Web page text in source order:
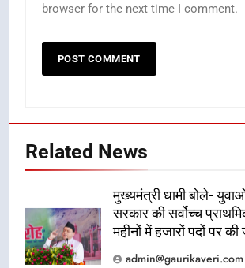
browser for the next time I comment.
Related News
मुख्यमंत्री धामी बोले-
सरकार की सर्वोच्च
महीनों में हजारों पदों पर की
admin@gaurikaveri.com